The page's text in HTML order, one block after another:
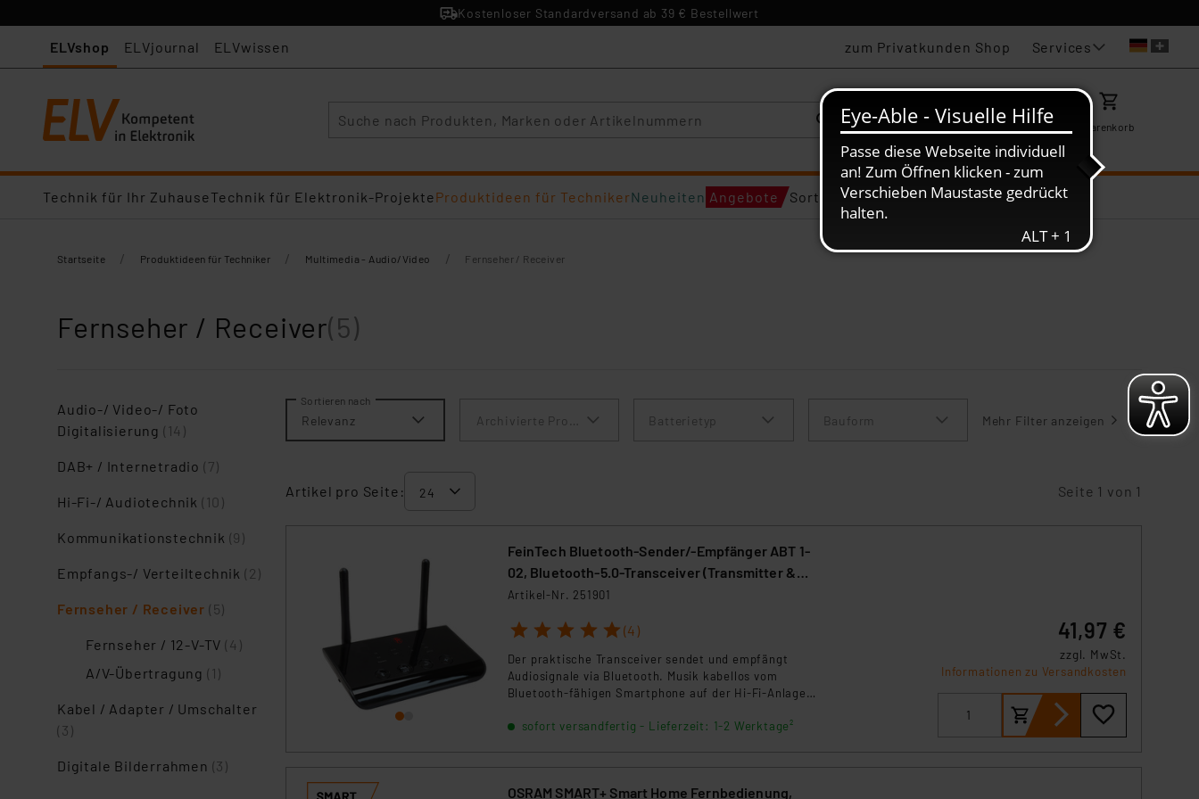
Kostenloser Standardversand ab 39 € Bestellwert
ELVshop ELVjournal ELVwissen zum Privatkunden Shop Services
KarriereMein ELV Merkzettel Warenkorb
Technik für Ihr ZuhauseTechnik für Elektronik-ProjekteProduktideen für TechnikerNeuheiten Angebote Sortiments-Deals
Startseite / Produktideen für Techniker / Multimedia - Audio/Video / Fernseher / Receiver
Fernseher / Receiver(5)
Audio-/ Video-/ Foto
Digitalisierung (14)
DAB+ / Internetradio (7)
Hi-Fi-/ Audiotechnik (10)
Kommunikationstechnik (9)
Empfangs-/ Verteiltechnik (2)
Fernseher / Receiver (5)
Fernseher / 12-V-TV(4)
A/V-Übertragung (1)
Kabel / Adapter / Umschalter
(3)
Digitale Bilderrahmen (3)
Sortieren nach
Relevanz Archivierte Produkte anzeigenBatterietyp Bauform Mehr Filter anzeigen
Artikel pro Seite: Seite 1 von 1
FeinTech Bluetooth-Sender/-Empfänger ABT 1-
02, Bluetooth-5.0-Transceiver (Transmitter &
Receiver)
Artikel-Nr. 251901
1 2 3 4 5 (4)
Der praktische Transceiver sendet und empfängt
Audiosignale via Bluetooth. Musik kabellos vom
Bluetooth-fähigen Smartphone auf der Hi-Fi-Anlage
Bluetooth-Kopfhörer ausgeben – das Gerät kann
lippensynchron übertragen - zeitkritische
sofort versandfertig - Lieferzeit: 1-2 Werktage²
41,97 €
zzgl. MwSt.
Informationen zu Versandkosten
OSRAM SMART+ Smart Home Fernbedienung,